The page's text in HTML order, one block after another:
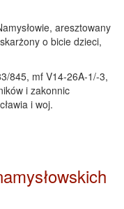
aresztowany
o bicie dzieci,
845, mf V14-26A-1/-3,
i zakonnic
i woj.